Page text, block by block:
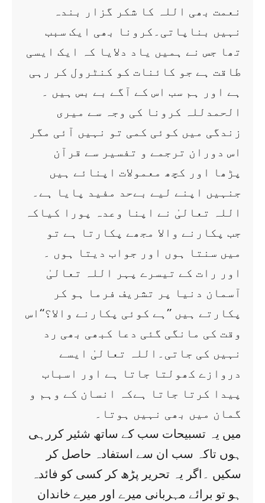
نعمت بھی اللہ کا شکر گزار بندہ
نہیں بناپاتی۔کرونا بھی ایک سبب
تھا جس نے ہمیں یاد دلایا کہ ایک ایسی
طاقت ہے جو کائنات کو کنٹرول کر رہی
ہے اور ہم سب اس کے آگے بے بس ہیں ۔
الحمدللہ کرونا کی وجہ سے میری
زندگی میں کوئی کمی تو نہیں آئی مگر
اس دوران ترجمے و تفسیر سے قرآن
پڑھا اور کچھ معمولات اپنائے ہیں
جنہیں اپنے لیے بےحد مفید پایا ہے۔
اللہ تعالیٰ نے اپنا وعدہ پورا کیاکہ
جب پکارنے والا مجھے پکارتا ہے تو
میں سنتا ہوں اور جواب دیتا ہوں ۔
اور رات کے تیسرے پہر اللہ تعالیٰ
آسمان دنیا پر تشریف فرما ہو کر
پکارتے ہیں ’’ہے کوئی پکارنے والا؟‘‘اس
وقت کی مانگی گئی دعا کبھی بھی رد
نہیں کی جاتی۔اللہ تعالیٰ ایسے
دروازے کھولتا جاتا ہے اور اسباب
پیدا کرتا جاتا ہےکہ انسان کے وہم و
گمان میں بھی نہیں ہوتا۔
میں یہ تسبیحات سب کے ساتھ شئیر کررہی
ہوں تاکہ سب ان سے استفادہ حاصل کر
سکیں ۔اگر یہ تحریر پڑھ کر کسی کو فائدہ
ہو تو برائے مہربانی میرے اور میرے خاندان